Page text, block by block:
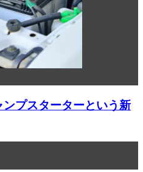
プスターターという新